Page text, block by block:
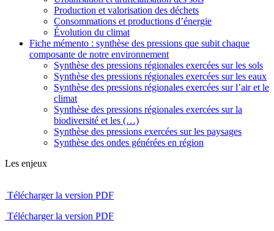
Production et valorisation des déchets
Consommations et productions d’énergie
Évolution du climat
Fiche mémento : synthèse des pressions que subit chaque
composante de notre environnement
Synthèse des pressions régionales exercées sur les sols
Synthèse des pressions régionales exercées sur les eaux
Synthèse des pressions régionales exercées sur l’air et le
climat
Synthèse des pressions régionales exercées sur la
biodiversité et les (…)
Synthèse des pressions exercées sur les paysages
Synthèse des ondes générées en région
Les enjeux
Télécharger la version PDF
Télécharger la version PDF